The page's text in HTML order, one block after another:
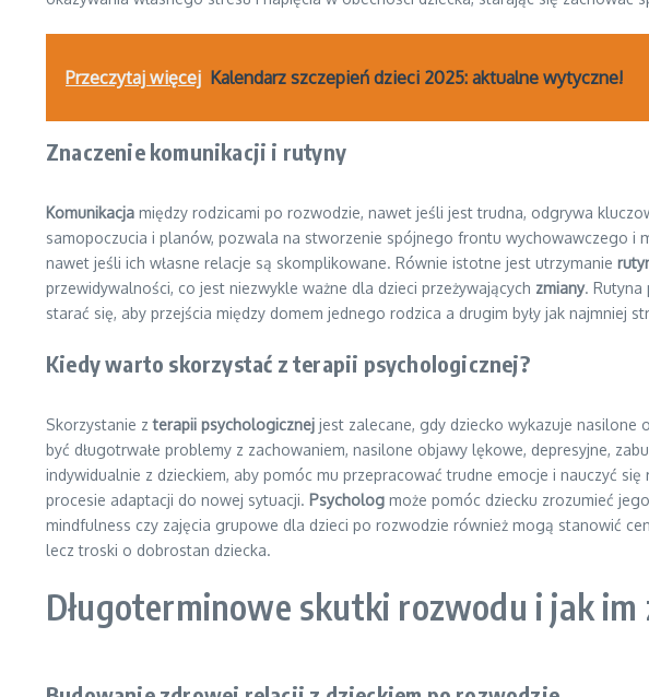
Przeczytaj więcej Kalendarz szczepień dzieci 2025: aktualne wytyczne!
Znaczenie komunikacji i rutyny
Komunikacja między rodzicami po rozwodzie, nawet jeśli jest trudna, odgrywa
samopoczucia i planów, pozwala na stworzenie spójnego frontu wychowawczego i
nawet jeśli ich własne relacje są skomplikowane. Równie istotne jest utrzymanie
przewidywalności, co jest niezwykle ważne dla dzieci przeżywających zmiany. Rutyna
starać się, aby przejścia między domem jednego rodzica a drugim były jak najmniej
Kiedy warto skorzystać z terapii psychologicznej?
Skorzystanie zterapii psychologicznej jest zalecane, gdy dziecko wykazuje
być długotrwałe problemy z zachowaniem, nasilone objawy lękowe, depresyjne,
indywidualnie z dzieckiem, aby pomóc mu przepracować trudne emocje i nauczyć
procesie adaptacji do nowej sytuacji. Psycholog może pomóc dziecku zrozumieć
mindfulness czy zajęcia grupowe dla dzieci po rozwodzie również mogą stanowić
lecz troski o dobrostan dziecka.
Długoterminowe skutki rozwodu i jak im